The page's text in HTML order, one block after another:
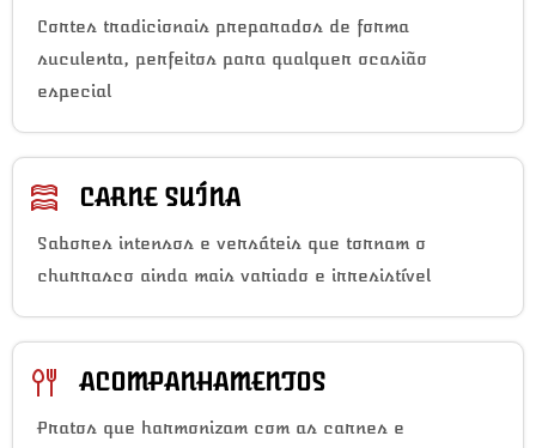
Cortes tradicionais preparados de forma
suculenta, perfeitos para qualquer ocasião
especial
CARNE SUÍNA
Sabores intensos e versáteis que tornam o
churrasco ainda mais variado e irresistível
ACOMPANHAMENTOS
Pratos que harmonizam com as carnes e